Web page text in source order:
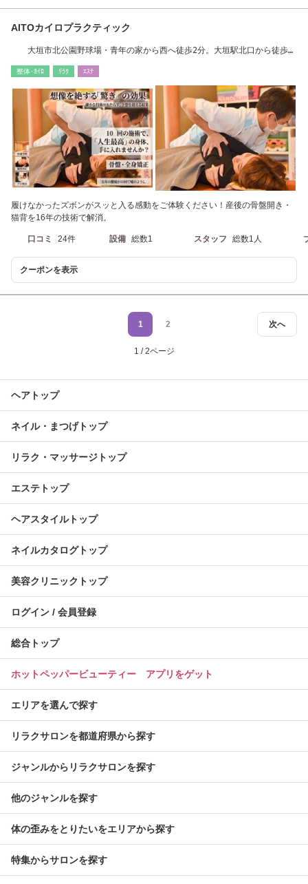
AITOカイロプラクティック
大垣市北公園野球場・青年の家から西へ徒歩2分。大垣駅北口から徒歩約
整体･ｶｲﾛ ﾘﾗｸ ｴｽﾃ
履けなかったズボンがスッと入る感動をご体験ください！産後の骨盤開き・
猫背を16年の技術で解消。
口コミ 24件 設備 総数1 スタッフ 総数1人
クーポンを表示
次へ
1 2
1 / 2ページ
ヘアトップ
ネイル・まつげトップ
リラク・マッサージトップ
エステトップ
ヘアスタイルトップ
ネイルカタログトップ
美容クリニックトップ
ログイン / 会員登録
総合トップ
ホットペッパービューティー アプリをゲット
エリアを選んで探す
リラクサロンを都道府県から探す
ジャンルからリラクサロンを探す
他のジャンルを探す
体の歪みをとりたいをエリアから探す
特集からサロンを探す